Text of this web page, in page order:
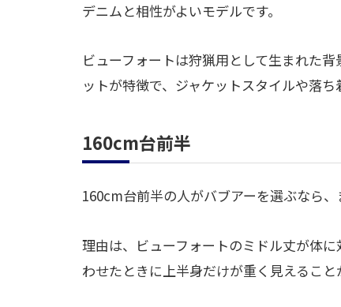
デニムと相性がよいモデルです。
ビューフォートは狩猟用として生まれた
ットが特徴で、ジャケットスタイルや落ち
160cm台前半
160cm台前半の人がバブアーを選ぶなら
理由は、ビューフォートのミドル丈が体
わせたときに上半身だけが重く見えること